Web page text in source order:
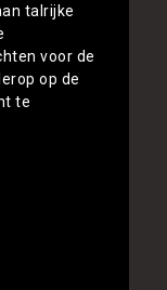
talrijke
voor de
op de
te